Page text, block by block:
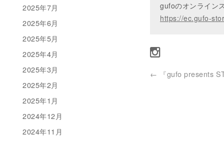
gufoのオンライン
https://ec.gufo-
← 『gufo presents
2025年7月
2025年6月
2025年5月
2025年4月
2025年3月
2025年2月
2025年1月
2024年12月
2024年11月